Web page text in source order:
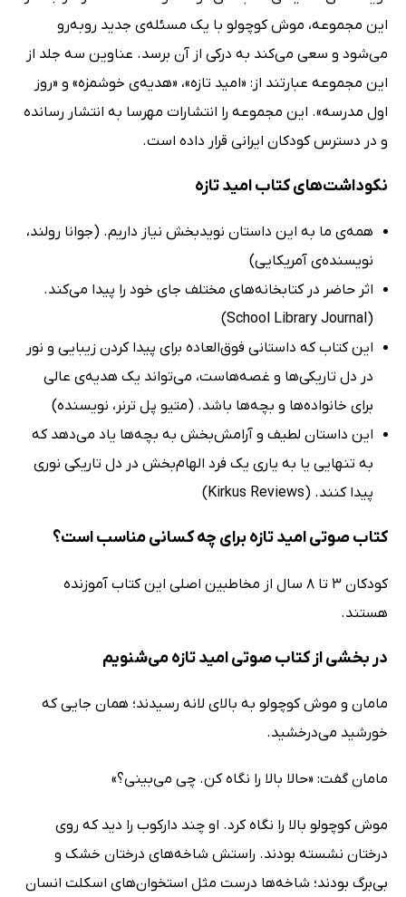
این مجموعه، موش کوچولو با یک مسئله‌ی جدید روبه‌رو
می‌شود و سعی می‌کند به درکی از آن برسد. عناوین سه جلد از
این مجموعه عبارتند از: «امید تازه»، «هدیه‌ی خوشمزه» و «روز
اول مدرسه». این مجموعه را انتشارات مهرسا به انتشار رسانده
و در دسترس کودکان ایرانی قرار داده است.
نکوداشت‌های کتاب امید تازه
همه‌ی ما به این داستان نویدبخش نیاز داریم. (جوانا رولند،
نویسنده‌ی آمریکایی)
اثر حاضر در کتابخانه‌های مختلف جای خود را پیدا می‌کند.
(School Library Journal)
این کتاب که داستانی فوق‌العاده برای پیدا کردن زیبایی و نور
در دل تاریکی‌ها و غصه‌هاست، می‌تواند یک هدیه‌ی عالی
برای خانواده‌ها و بچه‌ها باشد. (متیو پل ترنر، نویسنده)
این داستان لطیف و آرامش‌بخش به بچه‌ها یاد می‌دهد که
به تنهایی یا به یاری یک فرد الهام‌بخش در دل تاریکی نوری
پیدا کنند. (Kirkus Reviews)
کتاب صوتی امید تازه برای چه کسانی مناسب است؟
کودکان 3 تا 8 سال از مخاطبین اصلی این کتاب آموزنده
هستند.
در بخشی از کتاب صوتی امید تازه می‌شنویم
مامان و موش کوچولو به بالای لانه رسیدند؛ همان جایی که
خورشید می‌درخشید.
مامان گفت: «حالا بالا را نگاه کن. چی می‌بینی؟»
موش کوچولو بالا را نگاه کرد. او چند دارکوب را دید که روی
درختان نشسته بودند. راستش شاخه‌های درختان خشک و
بی‌برگ بودند؛ شاخه‌ها درست مثل استخوان‌های اسکلت انسان